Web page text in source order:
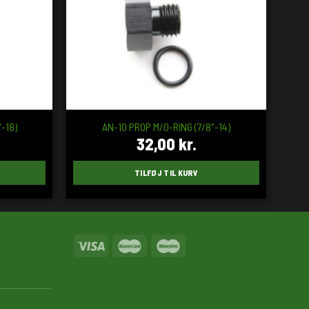
18) AN-10 PROP M/O-RING (7/8″-14)
32,00 kr.
TILFØJ TIL KURV